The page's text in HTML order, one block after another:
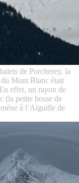
de Porcherey, la
du Mont Blanc était
En effet, un rayon de
(la petite bosse de
à l’Aiguille de